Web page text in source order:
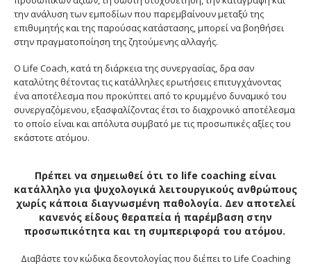
την ανάλυση των εμποδίων που παρεμβαίνουν μεταξύ της
επιθυμητής και της παρούσας κατάστασης, μπορεί να βοηθήσει
στην πραγματοποίηση της ζητούμενης αλλαγής.
Ο Life Coach, κατά τη διάρκεια της συνεργασίας, δρα σαν
καταλύτης θέτοντας τις κατάλληλες ερωτήσεις επιτυγχάνοντας
ένα αποτέλεσμα που προκύπτει από το κρυμμένο δυναμικό του
συνεργαζόμενου, εξασφαλίζοντας έτσι το διαχρονικό αποτέλεσμα
το οποίο είναι και απόλυτα συμβατό με τις προσωπικές αξίες του
εκάστοτε ατόμου.
Πρέπει να σημειωθεί ότι το life coaching είναι
κατάλληλο για ψυχολογικά λειτουργικούς ανθρώπους
χωρίς κάποια διαγνωσμένηπαθολογία. Δεν αποτελεί
κανενός είδους θεραπεία ή παρέμβαση στην
προσωπικότητα και τη συμπεριφορά του ατόμου.
Διαβάστε τον κώδικα δεοντολογίας που διέπει το Life Coaching